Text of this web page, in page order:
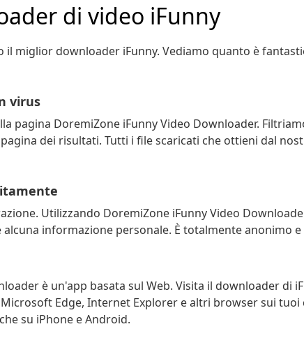
di video iFunny
il miglior downloader iFunny. Vediamo quanto è
virus
pagina DoremiZone iFunny Video Downloader.
dei risultati. Tutti i file scaricati che ottieni dal
Utilizzando DoremiZone iFunny Video
informazione personale. È totalmente anonimo
è un'app basata sul Web. Visita il downloader di
Edge, Internet Explorer e altri browser sui
su iPhone e Android.